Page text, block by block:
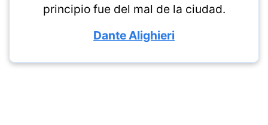
principio fue del mal de la ciudad.
Dante Alighieri